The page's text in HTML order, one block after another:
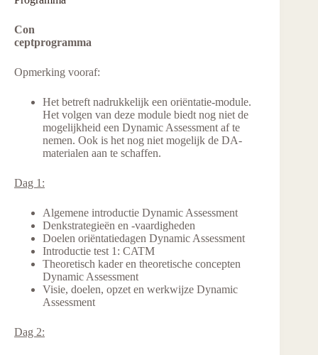
Con
ceptprogramma
Opmerking vooraf:
Het betreft nadrukkelijk een oriëntatie-module.
Het volgen van deze module biedt nog niet de
mogelijkheid een Dynamic Assessment af te
nemen. Ook is het nog niet mogelijk de DA-
materialen aan te schaffen.
Dag 1:
Algemene introductie Dynamic Assessment
Denkstrategieën en -vaardigheden
Doelen oriëntatiedagen Dynamic Assessment
Introductie test 1: CATM
Theoretisch kader en theoretische concepten
Dynamic Assessment
Visie, doelen, opzet en werkwijze Dynamic
Assessment
Dag 2: